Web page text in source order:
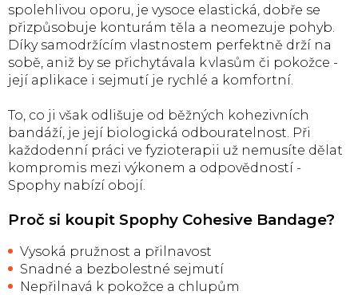
spolehlivou oporu, je vysoce elastická, dobře se
přizpůsobuje konturám těla a neomezuje pohyb.
Díky samodržícím vlastnostem perfektně drží na
sobě, aniž by se přichytávala k vlasům či pokožce -
její aplikace i sejmutí je rychlé a komfortní.
To, co ji však odlišuje od běžných kohezivních
bandáží, je její biologická odbouratelnost. Při
každodenní práci ve fyzioterapii už nemusíte dělat
kompromis mezi výkonem a odpovědností -
Spophy nabízí obojí.
Proč si koupit Spophy Cohesive Bandage?
Vysoká pružnost a přilnavost
Snadné a bezbolestné sejmutí
Nepřilnavá k pokožce a chlupům